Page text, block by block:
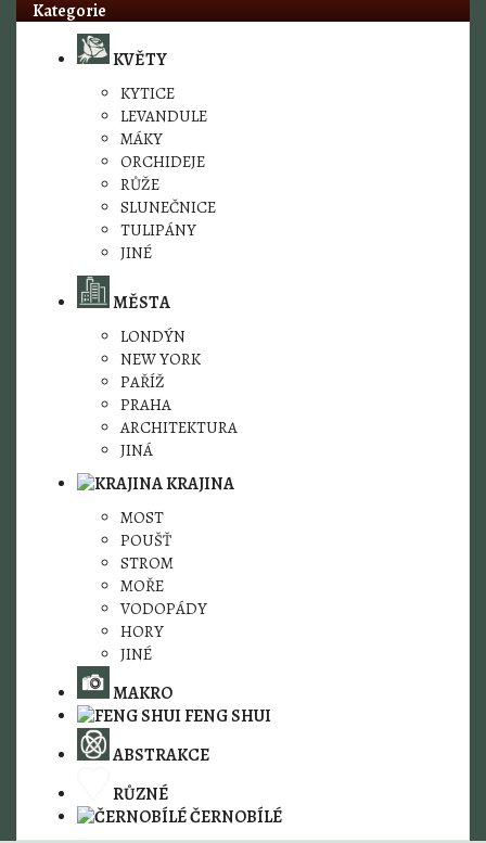
Kategorie
KVĚTY
KYTICE
LEVANDULE
MÁKY
ORCHIDEJE
RŮŽE
SLUNEČNICE
TULIPÁNY
JINÉ
MĚSTA
LONDÝN
NEW YORK
PAŘÍŽ
PRAHA
ARCHITEKTURA
JINÁ
KRAJINA
MOST
POUŠŤ
STROM
MOŘE
VODOPÁDY
HORY
JINÉ
MAKRO
FENG SHUI
ABSTRAKCE
RŮZNÉ
ČERNOBÍLÉ